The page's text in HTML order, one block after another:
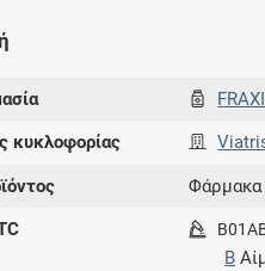
κυκλοφορίας
Φάρμακα
B